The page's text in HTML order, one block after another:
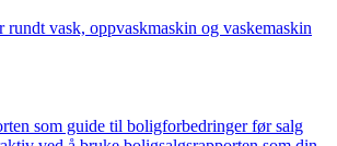
vask, oppvaskmaskin og vaskemaskin
som guide til boligforbedringer før salg